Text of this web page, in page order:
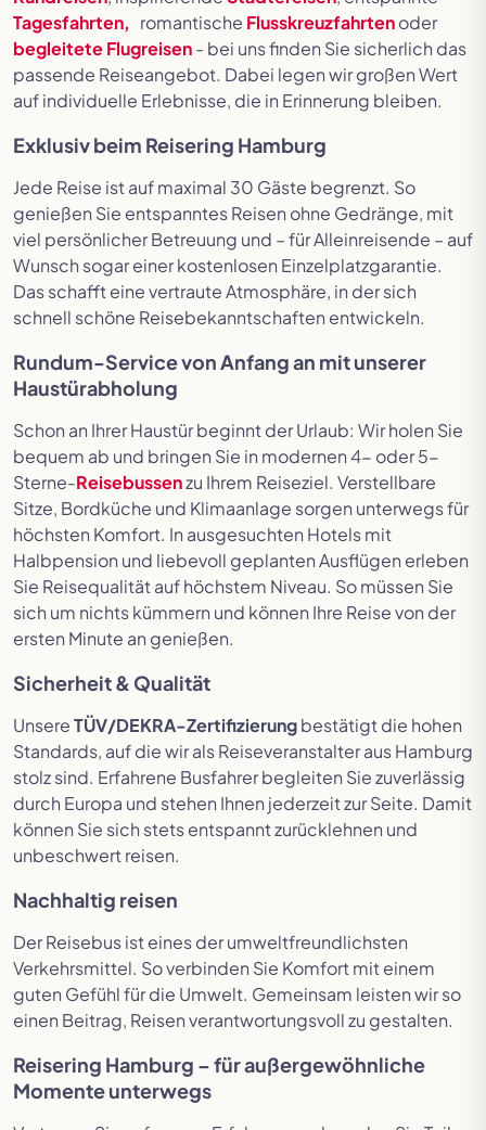
Tagesfahrten, romantische Flusskreuzfahrtenoder
begleitete Flugreisen- bei uns finden Sie sicherlich das
passende Reiseangebot. Dabei legen wir großen Wert
auf individuelle Erlebnisse, die in Erinnerung bleiben.
Exklusiv beim Reisering Hamburg
Jede Reise ist auf maximal 30 Gäste begrenzt. So
genießen Sie entspanntes Reisen ohne Gedränge, mit
viel persönlicher Betreuung und – für Alleinreisende – auf
Wunsch sogar einer kostenlosen Einzelplatzgarantie.
Das schafft eine vertraute Atmosphäre, in der sich
schnell schöne Reisebekanntschaften entwickeln.
Rundum-Service von Anfang an mit unserer
Haustürabholung
Schon an Ihrer Haustür beginnt der Urlaub: Wir holen Sie
bequem ab und bringen Sie in modernen 4- oder 5-
Sterne-Reisebussenzu Ihrem Reiseziel. Verstellbare
Sitze, Bordküche und Klimaanlage sorgen unterwegs für
höchsten Komfort. In ausgesuchten Hotels mit
Halbpension und liebevoll geplanten Ausflügen erleben
Sie Reisequalität auf höchstem Niveau. So müssen Sie
sich um nichts kümmern und können Ihre Reise von der
ersten Minute an genießen.
Sicherheit & Qualität
UnsereTÜV/DEKRA-Zertifizierungbestätigt die hohen
Standards, auf die wir als Reiseveranstalter aus Hamburg
stolz sind. Erfahrene Busfahrer begleiten Sie zuverlässig
durch Europa und stehen Ihnen jederzeit zur Seite. Damit
können Sie sich stets entspannt zurücklehnen und
unbeschwert reisen.
Nachhaltig reisen
Der Reisebus ist eines der umweltfreundlichsten
Verkehrsmittel. So verbinden Sie Komfort mit einem
guten Gefühl für die Umwelt. Gemeinsam leisten wir so
einen Beitrag, Reisen verantwortungsvoll zu gestalten.
Reisering Hamburg – für außergewöhnliche
Momente unterwegs